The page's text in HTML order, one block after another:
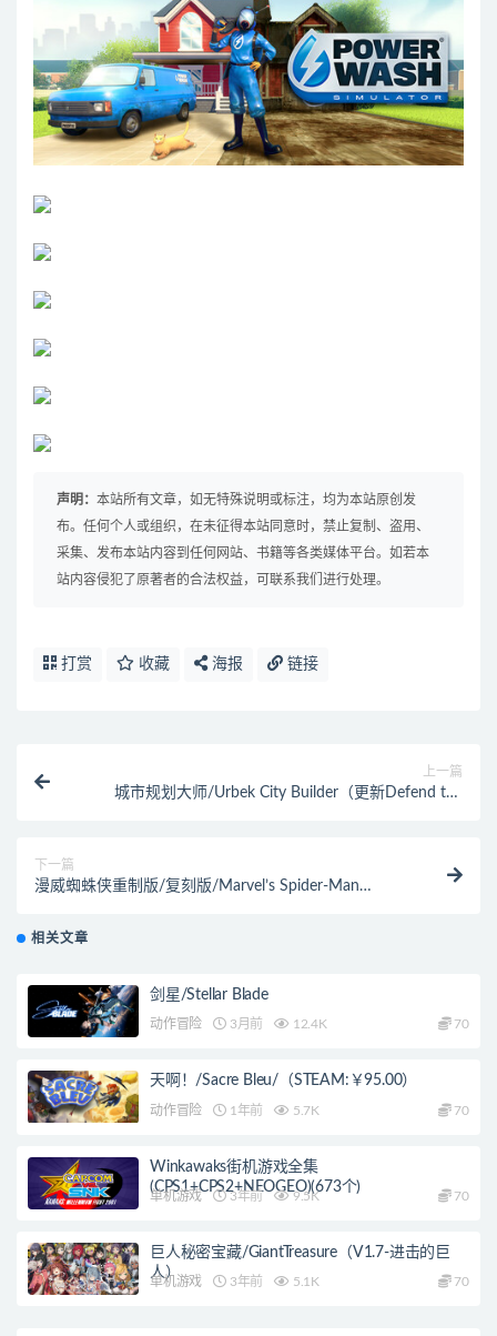
声明： 本站所有文章，如无特殊说明或标注，均为本站原创发
布。任何个人或组织，在未征得本站同意时，禁止复制、盗用、
采集、发布本站内容到任何网站、书籍等各类媒体平台。如若本
站内容侵犯了原著者的合法权益，可联系我们进行处理。
打赏 收藏 海报 链接
上一篇
城市规划大师/Urbek City Builder（更新Defend the
下一篇
漫威蜘蛛侠重制版/复刻版/Marvel’s Spider-Man
相关文章
剑星/Stellar Blade
动作冒险 3月前 12.4K 70
天啊！/Sacre Bleu/（STEAM:￥95.00）
动作冒险 1年前 5.7K 70
Winkawaks街机游戏全集
(CPS1+CPS2+NEOGEO)(673个)
单机游戏 3年前 9.5K 70
巨人秘密宝藏/GiantTreasure（V1.7-进击的巨
人）
单机游戏 3年前 5.1K 70